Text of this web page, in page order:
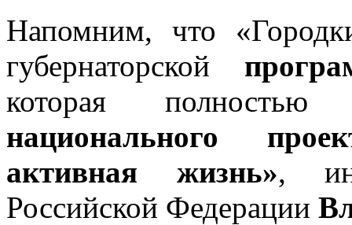
Напомним, что
губернаторской
которая
национального
активная жизнь»,
Российской Федерации